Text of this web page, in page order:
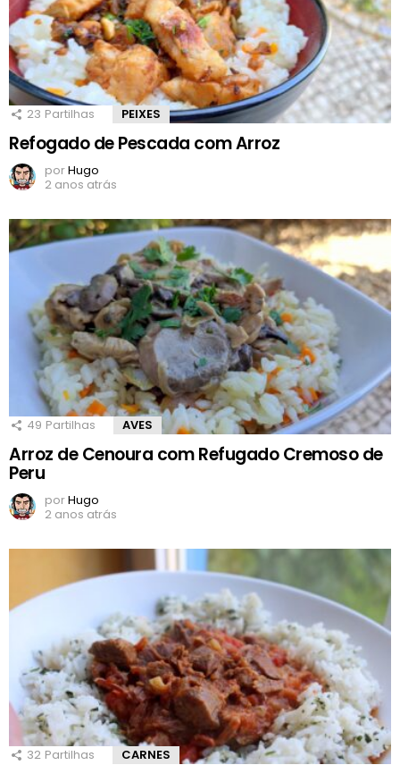
23 Partilhas PEIXES
Refogado de Pescada com Arroz
porHugo
2 anos atrás
49 Partilhas AVES
Arroz de Cenoura com Refugado Cremoso de
Peru
porHugo
2 anos atrás
32 Partilhas CARNES